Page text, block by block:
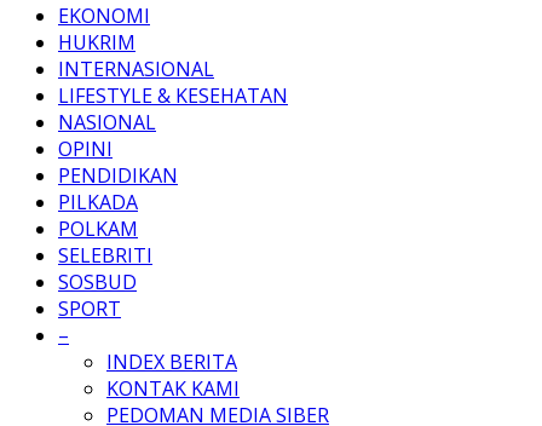
EKONOMI
HUKRIM
INTERNASIONAL
LIFESTYLE & KESEHATAN
NASIONAL
OPINI
PENDIDIKAN
PILKADA
POLKAM
SELEBRITI
SOSBUD
SPORT
–
INDEX BERITA
KONTAK KAMI
PEDOMAN MEDIA SIBER